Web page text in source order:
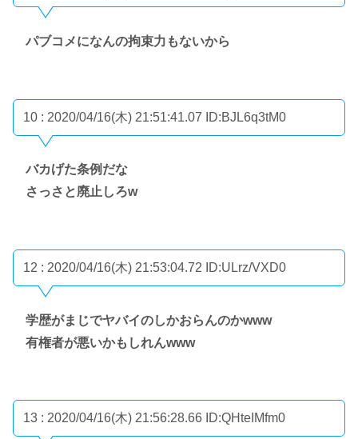
パブコメになんの拘束力もないから
10 : 2020/04/16(木) 21:51:41.07 ID:BJL6q3tM0
バカげた条例だな
さっさと廃止しろw
12 : 2020/04/16(木) 21:53:04.72 ID:ULrz/VXD0
学歴がまじでヤバイのしかおらんのかwww
有権者が悪いかもしれんwww
13 : 2020/04/16(木) 21:56:28.66 ID:QHteIMfm0